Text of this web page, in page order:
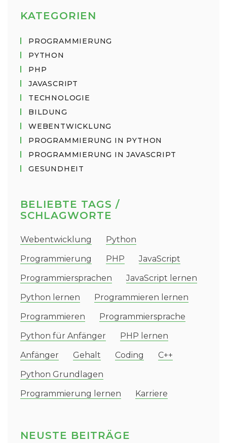
KATEGORIEN
PROGRAMMIERUNG
PYTHON
PHP
JAVASCRIPT
TECHNOLOGIE
BILDUNG
WEBENTWICKLUNG
PROGRAMMIERUNG IN PYTHON
PROGRAMMIERUNG IN JAVASCRIPT
GESUNDHEIT
BELIEBTE TAGS /
SCHLAGWORTE
Webentwicklung
Python
Programmierung
PHP
JavaScript
Programmiersprachen
JavaScript lernen
Python lernen
Programmieren lernen
Programmieren
Programmiersprache
Python für Anfänger
PHP lernen
Anfänger
Gehalt Coding
C++
Python Grundlagen
Programmierung lernen
Karriere
NEUSTE BEITRÄGE